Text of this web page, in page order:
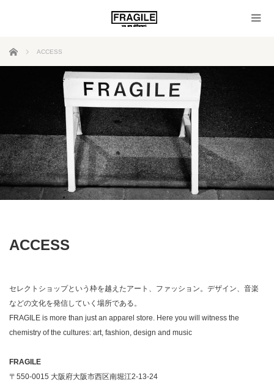
ホーム ACCESS
ACCESS
セレクトショップという枠を越えたアート、ファッション。デザイン、音楽
などの文化を発信していく場所である。
FRAGILE is more than just an apparel store. Here you will witness the
chemistry of the cultures: art, fashion, design and music
FRAGILE
〒550-0015 大阪府大阪市西区南堀江2-13-24